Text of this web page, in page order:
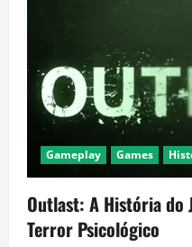
Gameplay Games
Outlast: A História do
Terror Psicológico